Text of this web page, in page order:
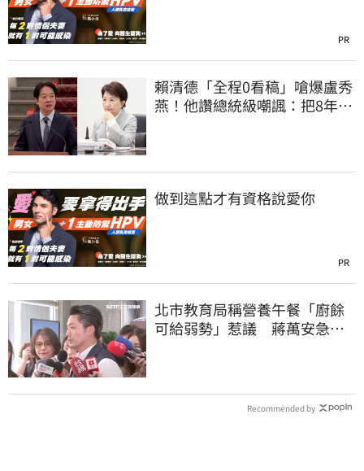
PR
賴清德「全程0看稿」嗆爆盧秀
燕！他讚總統級嘲諷：把8年總
做到這點才有資格說愛你
PR
北市教育局稱營養午餐「廚餘
可給弱勢」惹議 蔣萬安急
Recommended by